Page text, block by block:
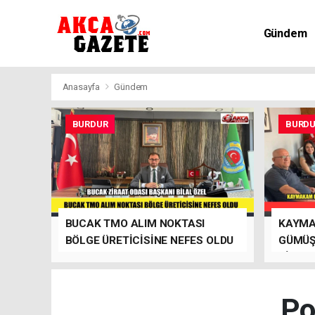
Gündem
Anasayfa Gündem
BURDUR
BUCAK TMO ALIM NOKTASI
BÖLGE ÜRETİCİSİNE NEFES OLDU